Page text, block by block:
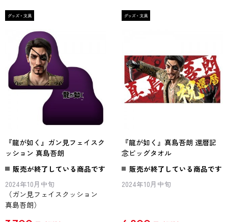
『龍が如く』ガン見フェイスク
ッション 真島吾朗
販売が終了している商品です
2024年10月中旬
（ガン見フェイスクッション
真島吾朗）
『龍が如く』真島吾朗 還暦記
念ビッグタオル
販売が終了している商品です
2024年10月中旬